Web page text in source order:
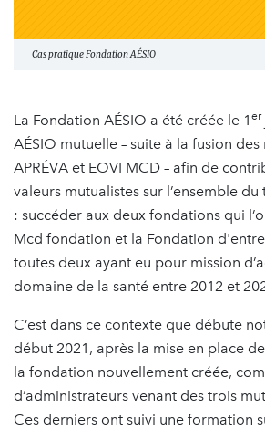
Cas pratique Fondation AÉSIO
La Fondation AÉSIO a été créée le 1 er
AÉSIO mutuelle – suite à la fusion des
APRÉVA et EOVI MCD – afin de
valeurs mutualistes sur l’ensemble
: succéder aux deux fondations qui
Mcd fondation et la Fondation
toutes deux ayant eu pour mission
domaine de la santé entre 2012 et
C’est dans ce contexte que débute
début 2021, après la mise en place
la fondation nouvellement créée,
d’administrateurs venant des trois
Ces derniers ont suivi une formation